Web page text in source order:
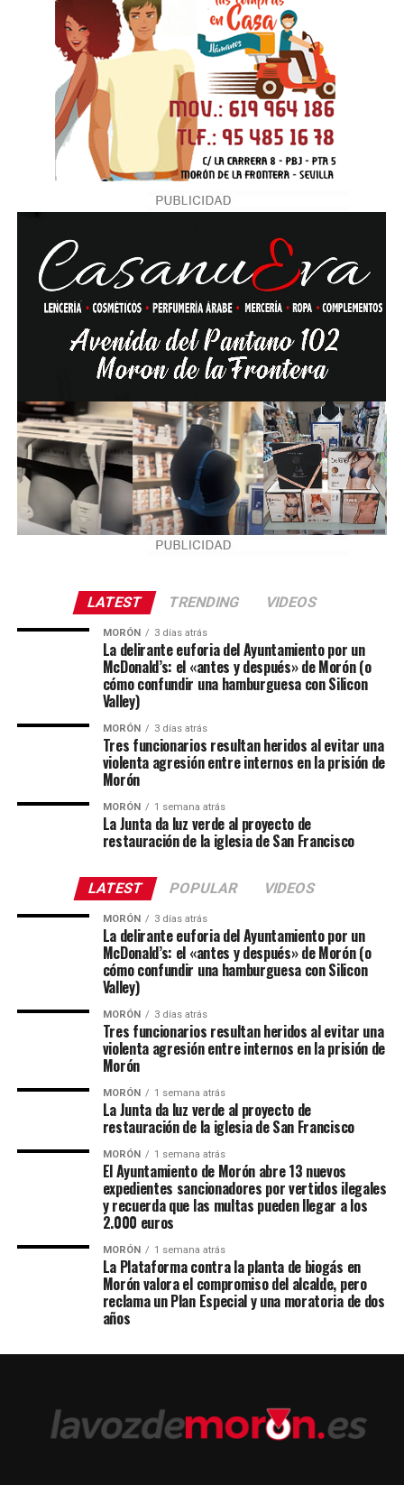
LATEST TRENDING VIDEOS
MORÓN 3 días atrás
La delirante euforia del Ayuntamiento por un
McDonald’s: el «antes y después» de Morón (o
cómo confundir una hamburguesa con Silicon
Valley)
MORÓN 3 días atrás
Tres funcionarios resultan heridos al evitar una
violenta agresión entre internos en la prisión de
Morón
MORÓN 1 semana atrás
La Junta da luz verde al proyecto de
restauración de la iglesia de San Francisco
LATEST POPULAR VIDEOS
MORÓN 3 días atrás
La delirante euforia del Ayuntamiento por un
McDonald’s: el «antes y después» de Morón (o
cómo confundir una hamburguesa con Silicon
Valley)
MORÓN 3 días atrás
Tres funcionarios resultan heridos al evitar una
violenta agresión entre internos en la prisión de
Morón
MORÓN 1 semana atrás
La Junta da luz verde al proyecto de
restauración de la iglesia de San Francisco
MORÓN 1 semana atrás
El Ayuntamiento de Morón abre 13 nuevos
expedientes sancionadores por vertidos ilegales
y recuerda que las multas pueden llegar a los
2.000 euros
MORÓN 1 semana atrás
La Plataforma contra la planta de biogás en
Morón valora el compromiso del alcalde, pero
reclama un Plan Especial y una moratoria de dos
años